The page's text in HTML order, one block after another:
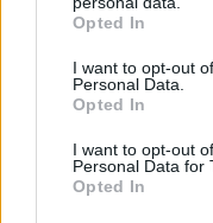
grant or deny consent
use your data for
consent section.
Opted In
I want to opt-out
Personal Data.
Opted In
I want to opt-out
Personal Data for
Opted In
Μυστήριο 3.500
που δεν πρόλαβε
μπορεί ν' αλλάξει
08.08.2026, 18:08